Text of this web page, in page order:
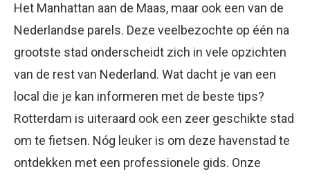
Het Manhattan aan de Maas, maar ook een van de
Nederlandse parels. Deze veelbezochte op één na
grootste stad onderscheidt zich in vele opzichten
van de rest van Nederland. Wat dacht je van een
local die je kan informeren met de beste tips?
Rotterdam is uiteraard ook een zeer geschikte stad
om te fietsen. Nóg leuker is om deze havenstad te
ontdekken met een professionele gids. Onze